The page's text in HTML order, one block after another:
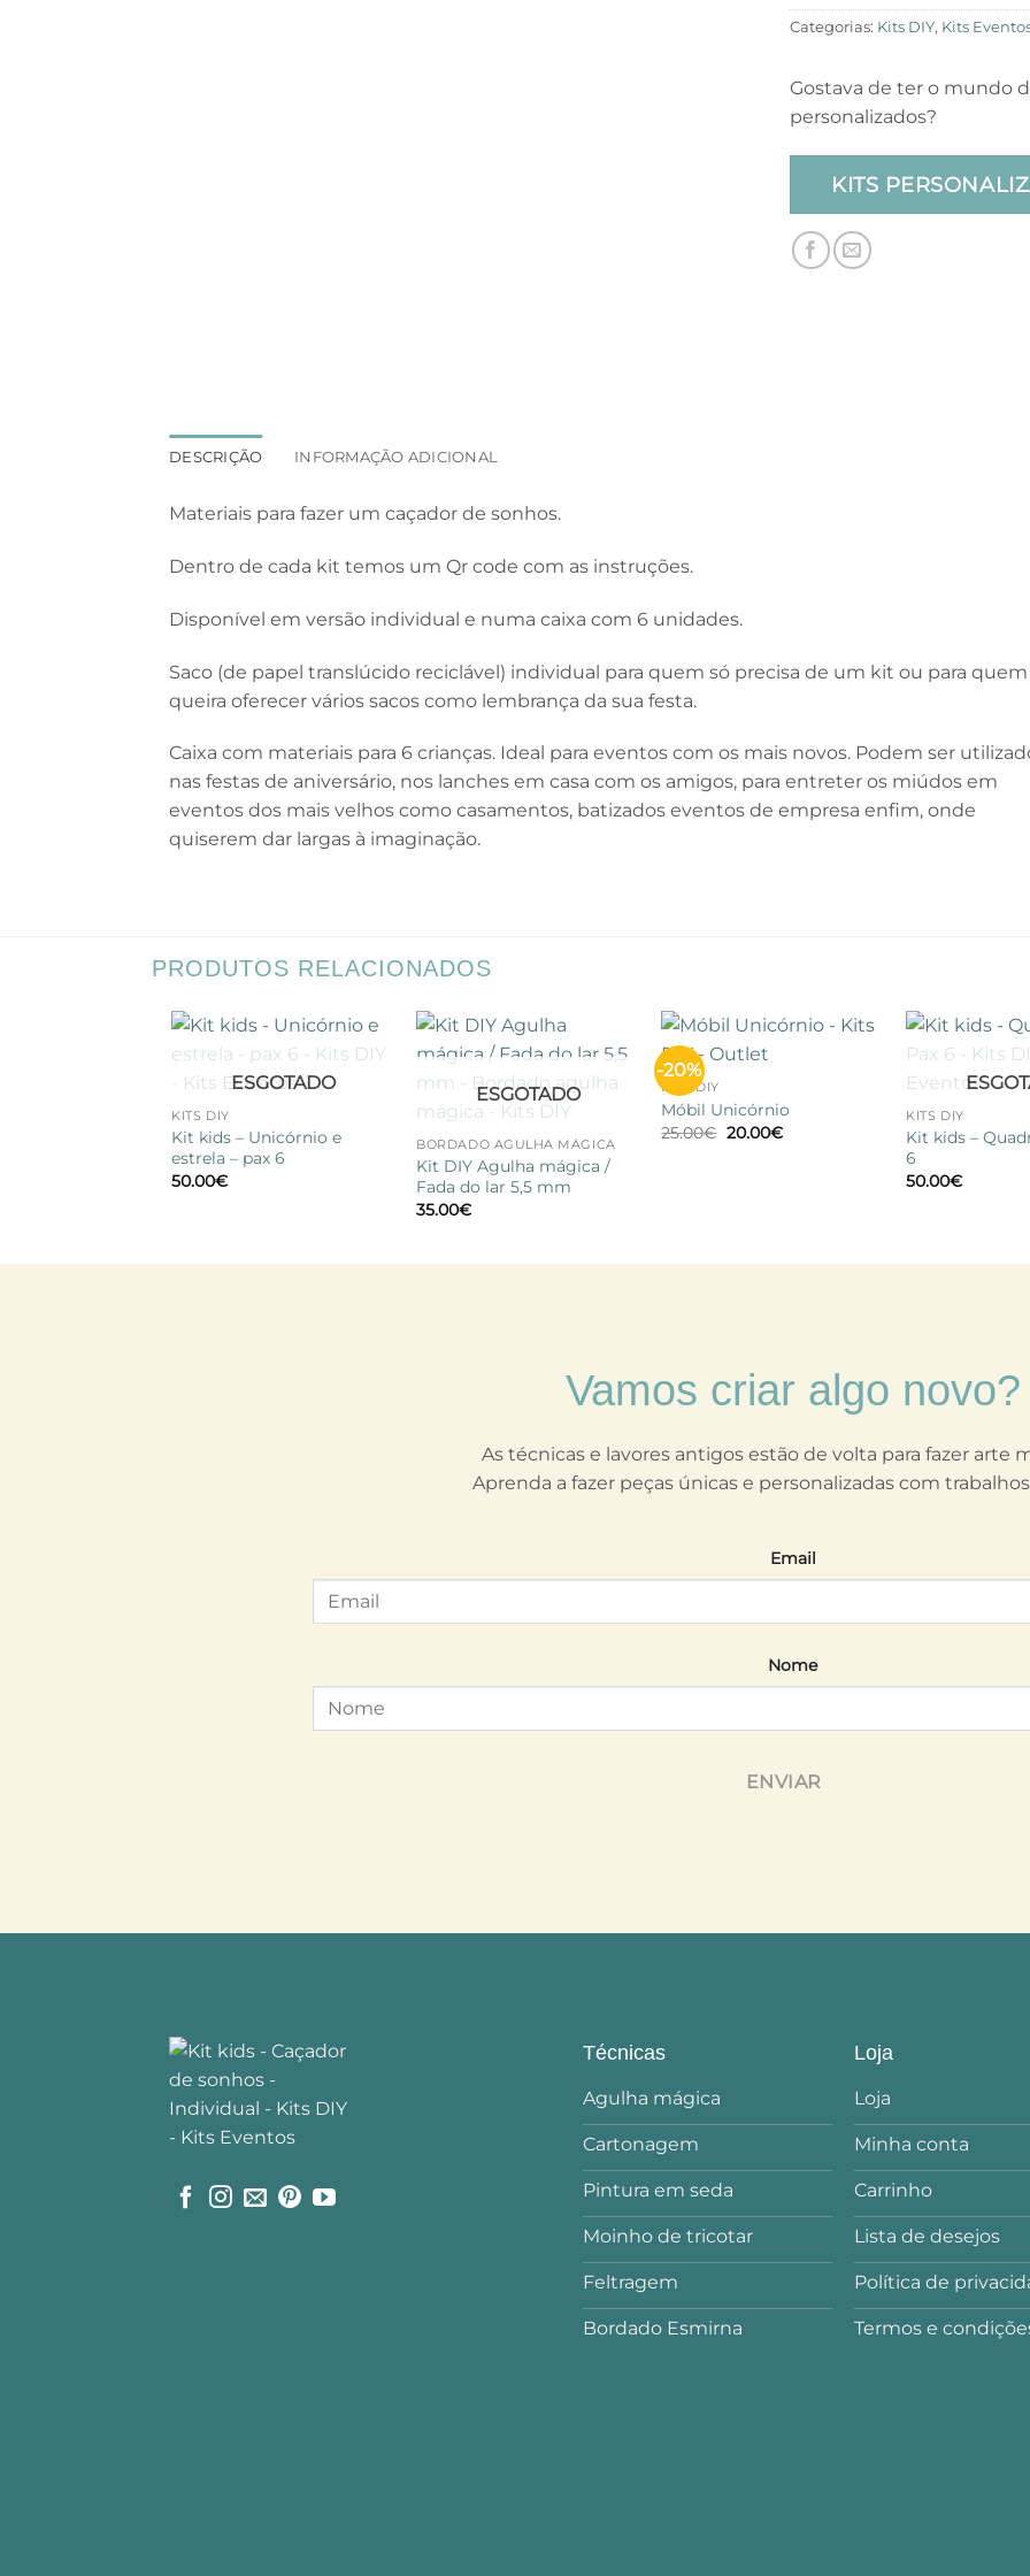
Categorias: Kits DIY, Kits
Gostava de ter o mundo
personalizados?
DESCRIÇÃO INFORMAÇÃO ADICIONAL
Materiais para fazer um caçador de sonhos.
Dentro de cada kit temos um Qr code com as instruções.
Disponível em versão individual e numa caixa com 6 unidades.
Saco (de papel translúcido reciclável) individual para quem só precisa de um kit ou para quem
queira oferecer vários sacos como lembrança da sua festa.
Caixa com materiais para 6 crianças. Ideal para eventos com os mais novos. Podem ser
nas festas de aniversário, nos lanches em casa com os amigos, para entreter os miúdos em
eventos dos mais velhos como casamentos, batizados eventos de empresa enfim, onde
quiserem dar largas à imaginação.
PRODUTOS RELACIONADOS
Adicionar
à lista de
+ ESGOTADO
KITS DIY
Kit kids – Unicórnio e
estrela – pax 6
50.00€
Adicionar
à lista de
desejos
ESGOTADO
BORDADO AGULHA MÁGICA
Kit DIY Agulha mágica /
Fada do lar 5,5 mm
35.00€
-20%
+
KITS DIY
Móbil Unicórnio
25.00€ O
20.00€O
KITS DIY
Kit kids –
6
50.00€
Vamos criar algo novo?
As técnicas e lavores antigos estão de volta para fazer arte
Aprenda a fazer peças únicas e personalizadas com
Email
Nome
ENVIAR
Técnicas
Agulha mágica
Cartonagem
Pintura em seda
Moinho de tricotar
Feltragem
Bordado Esmirna
Loja
Loja
Minha conta
Carrinho
Lista de desejos
Política de
Termos e